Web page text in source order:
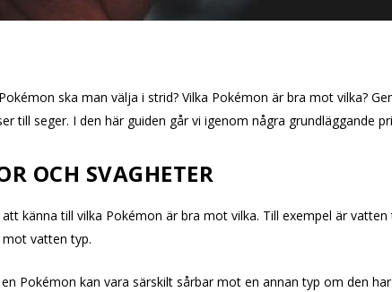
ska man välja i strid? Vilka Pokémon är bra mot vilka?
till seger. I den här guiden går vi igenom några grundläggande
OCH SVAGHETER
känna till vilka Pokémon är bra mot vilka. Till exempel är
vatten typ.
Pokémon kan vara särskilt sårbar mot en annan typ om den